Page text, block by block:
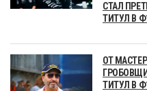
СТАЛ
ТИТУЛ В
ОТ
ТИТУЛ В